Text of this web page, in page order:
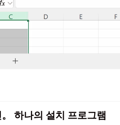
하나의 설치 프로그램